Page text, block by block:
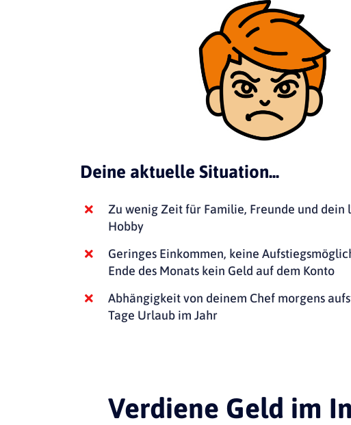
Deine aktuelle Situation...
Zu wenig Zeit für Familie, Freunde und dein
Hobby
Geringes Einkommen, keine
Ende des Monats kein Geld auf dem Konto
Abhängigkeit von deinem Chef morgens
Tage Urlaub im Jahr
Verdiene Geld im